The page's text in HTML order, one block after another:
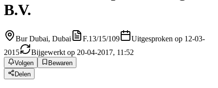
B.V.
Bur Dubai, Dubai F.13/15/109
Uitgesproken op 12-03-
2015
Bijgewerkt op 20-04-2017, 11:52
Volgen
Bewaren
Delen